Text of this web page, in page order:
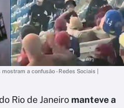
a confusão - Redes Sociais |
Rio de Janeiro manteve a